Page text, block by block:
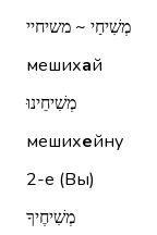
מְשִׁיחַי ~ משיחיי
мешихай
מְשִׁיחֵינוּ
мешихейну
2-е (Вы)
מְשִׁיחֶיךָ